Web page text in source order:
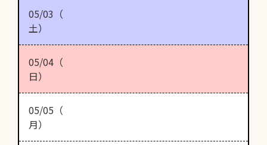
05/03（
土）
05/04（
日）
05/05（
月）